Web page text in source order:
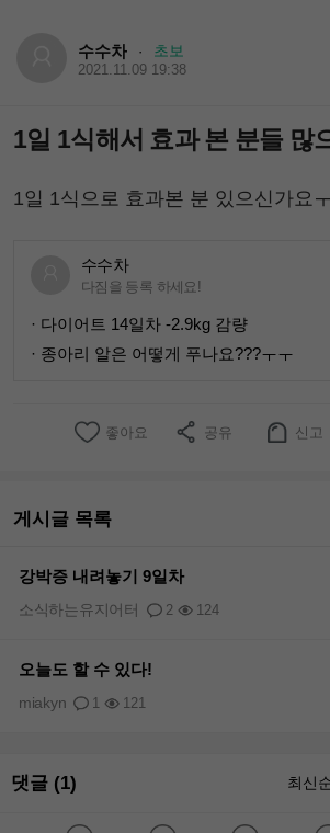
수수차 · 초보
2021.11.09 19:38
1일 1식해서 효과 본 분들 많
1일 1식으로 효과본 분 있으신가요
수수차
다짐을 등록 하세요!
· 다이어트 14일차 -2.9kg 감량
· 종아리 알은 어떻게 푸나요???ㅜㅜ
좋아요 공유 신고
게시글 목록
강박증 내려놓기 9일차
2 124
소식하는유지어터
오늘도 할 수 있다!
1 121
miakyn
댓글 (1) 최신